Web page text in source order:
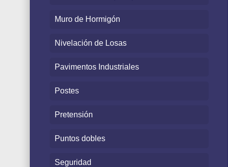
Muro de Hormigón
Nivelación de Losas
Pavimentos Industriales
Postes
Pretensión
Puntos dobles
Seguridad